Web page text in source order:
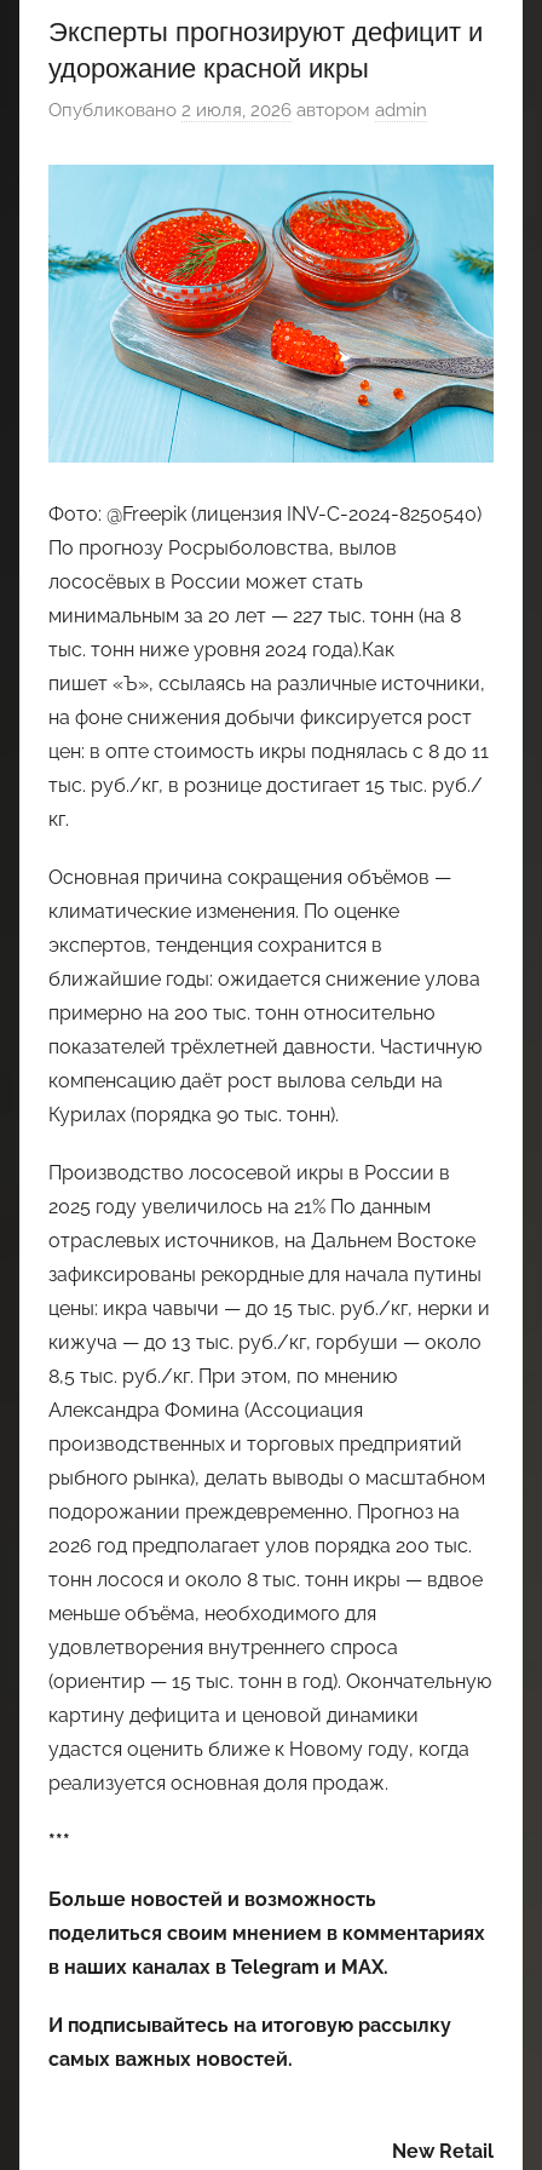
Эксперты прогнозируют дефицит и
удорожание красной икры
Опубликовано 2 июля, 2026 автором admin
Фото: @Freepik (лицензия INV-C-2024-8250540)
По прогнозу Росрыболовства, вылов
лососёвых в России может стать
минимальным за 20 лет — 227 тыс. тонн (на 8
тыс. тонн ниже уровня 2024 года).Как
пишет «Ъ», ссылаясь на различные источники,
на фоне снижения добычи фиксируется рост
цен: в опте стоимость икры поднялась с 8 до 11
тыс. руб./кг, в рознице достигает 15 тыс. руб./
кг.
Основная причина сокращения объёмов —
климатические изменения. По оценке
экспертов, тенденция сохранится в
ближайшие годы: ожидается снижение улова
примерно на 200 тыс. тонн относительно
показателей трёхлетней давности. Частичную
компенсацию даёт рост вылова сельди на
Курилах (порядка 90 тыс. тонн).
Производство лососевой икры в России в
2025 году увеличилось на 21% По данным
отраслевых источников, на Дальнем Востоке
зафиксированы рекордные для начала путины
цены: икра чавычи — до 15 тыс. руб./кг, нерки и
кижуча — до 13 тыс. руб./кг, горбуши — около
8,5 тыс. руб./кг. При этом, по мнению
Александра Фомина (Ассоциация
производственных и торговых предприятий
рыбного рынка), делать выводы о масштабном
подорожании преждевременно. Прогноз на
2026 год предполагает улов порядка 200 тыс.
тонн лосося и около 8 тыс. тонн икры — вдвое
меньше объёма, необходимого для
удовлетворения внутреннего спроса
(ориентир — 15 тыс. тонн в год). Окончательную
картину дефицита и ценовой динамики
удастся оценить ближе к Новому году, когда
реализуется основная доля продаж.
***
Больше новостей и возможность
поделиться своим мнением в комментариях
в наших каналах в Telegram и MAX.
И подписывайтесь на итоговую рассылку
самых важных новостей.
New Retail